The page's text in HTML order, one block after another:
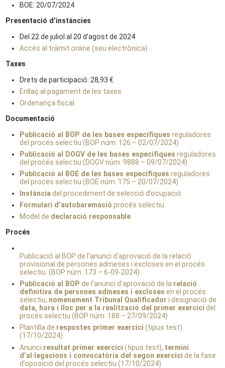
BOE: 20/07/2024
Presentació d’instàncies
Del 22 de juliol al 20 d’agost de 2024
Accés al tràmit online (seu electrònica)
Taxes
Drets de participació: 28,93 €
Enllaç al pagament de les taxes
Ordenança fiscal
Documentació
Publicació al BOP de les bases específiques reguladores
del procés selectiu (BOP núm. 126 – 02/07/2024)
Publicació al DOGV de les bases específiques reguladores
del procés selectiu (DOGV núm. 9888 – 09/07/2024)
Publicació al BOE de les bases específiques reguladores
del procés selectiu (BOE núm. 175 – 20/07/2024)
Instància del procediment de selecció d’ocupació
Formulari d’autobaremació procés selectiu
Model de declaració responsable
Procés
Publicació al BOP de l’anunci d’aprovació de la relació
provisional de persones admeses i excloses en el procés
selectiu. (BOP núm. 173 – 6-09-2024)
Publicació al BOP de l’anunci d’aprovació de la relació
definitiva de persones admeses i excloses en el procés
selectiu, nomenament Tribunal Qualificador i designació de
data, hora i lloc per a la realització del primer exercici del
procés selectiu (BOP núm. 188 – 27/09/2024)
Plantilla de respostes primer exercici (tipus test)
(17/10/2024)
Anunci resultat primer exercici (tipus test), termini
d’al·legacions i convocatòria del segon exercici de la fase
d’oposició del procés selectiu (17/10/2024)